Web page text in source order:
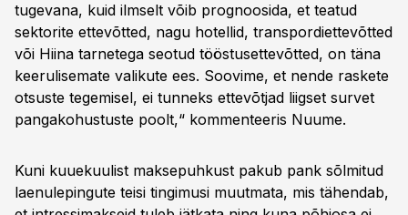
tugevana, kuid ilmselt võib prognoosida, et teatud
sektorite ettevõtted, nagu hotellid, transpordiettevõtted
või Hiina tarnetega seotud tööstusettevõtted, on täna
keerulisemate valikute ees. Soovime, et nende raskete
otsuste tegemisel, ei tunneks ettevõtjad liigset survet
pangakohustuste poolt,“ kommenteeris Nuume.
Kuni kuuekuulist maksepuhkust pakub pank sõlmitud
laenulepingute teisi tingimusi muutmata, mis tähendab,